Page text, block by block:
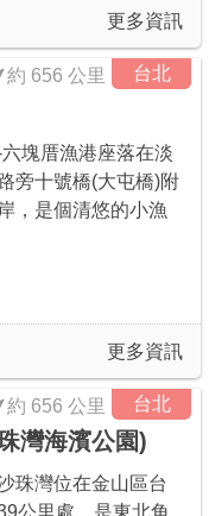
更多資訊
台北
約 656 公里
塊厝漁港座落在淡
旁十號橋(大屯橋)附
，是個清悠的小漁
更多資訊
台北
約 656 公里
灣海濱公園)
珠灣位在金山區台